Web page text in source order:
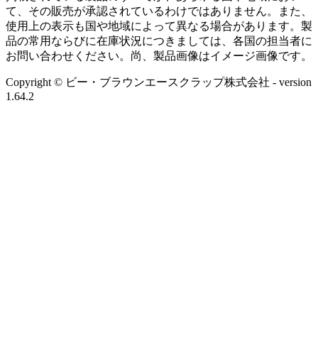
て、その販売が承認されているわけではありません。また、
使用上の表示も国や地域によって異なる場合があります。製
品の常用ならびに在庫状況につきましては、各国の担当者に
お問い合わせください。尚、製品画像はイメージ画像です。
Copyright © ビー・ブラウンエースクラップ株式会社 - version
1.64.2